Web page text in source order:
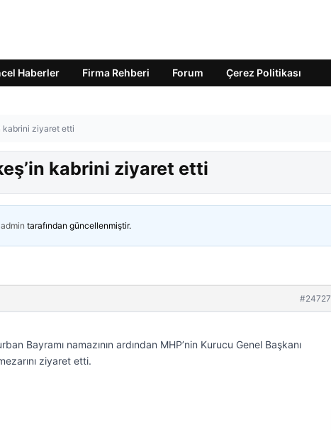
Haberler Firma Rehberi Forum Çerez Politikası
kabrini ziyaret etti
kabrini ziyaret etti
admin tarafından güncellenmiştir.
#24727
Bayramı namazının ardından MHP’nin Kurucu Genel Başkanı
ziyaret etti.